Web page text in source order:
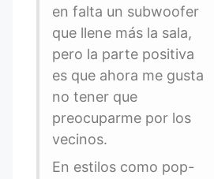
en falta un subwoofer
que llene más la sala,
pero la parte positiva
es que ahora me gusta
no tener que
preocuparme por los
vecinos.
En estilos como pop-